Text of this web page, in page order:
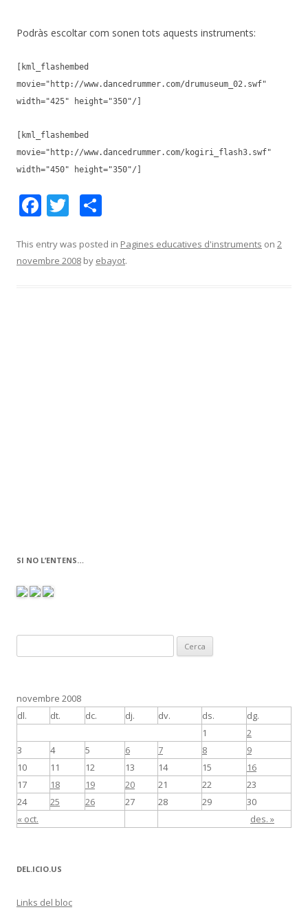
Podràs escoltar com sonen tots aquests instruments:
[kml_flashembed
movie="http://www.dancedrummer.com/drumuseum_02.swf"
width="425" height="350"/]
[kml_flashembed
movie="http://www.dancedrummer.com/kogiri_flash3.swf"
width="450" height="350"/]
F
e
b
T
itt
er
m
p
This entry was posted in Pagines educatives d'instruments on 2
novembre 2008 by ebayot.
SI NO L’ENTENS…
e
a
:
novembre 2008
dl.
dt. dc. dj. dv. ds. dg.
« oct. des. »
1
2
3
4 5 6 7 8
9
10
11 12 13 14 15
16
17
18 19 20 21 22
23
24
25 26 27 28 29 30
DEL.ICIO.US
Links del bloc